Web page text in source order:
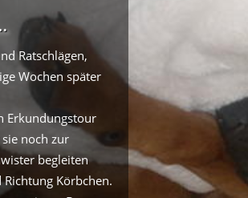
Ratschlägen,
Wochen später
Erkundungstour
noch zur
begleiten
Körbchen.